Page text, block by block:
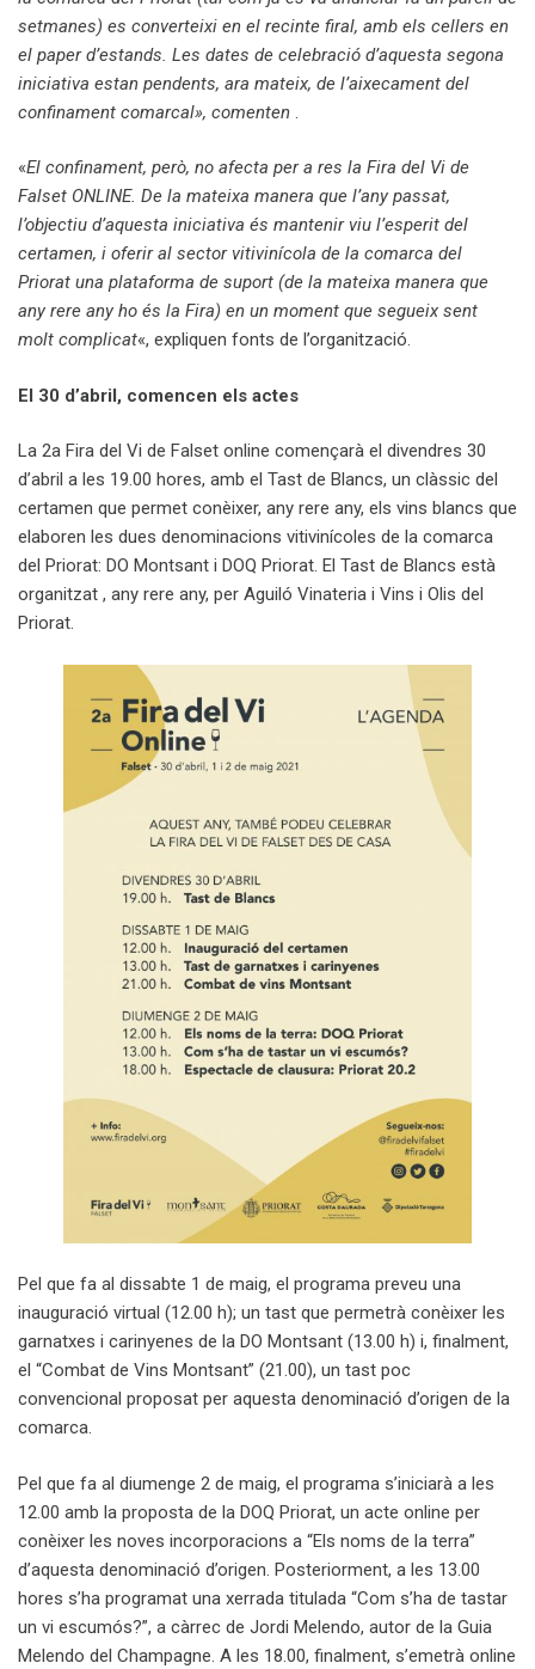
setmanes) es converteixi en el recinte firal, amb els cellers en
el paper d’estands. Les dates de celebració d’aquesta segona
iniciativa estan pendents, ara mateix, de l’aixecament del
confinament comarcal», comenten .
«El confinament, però, no afecta per a res la Fira del Vi de
Falset ONLINE. De la mateixa manera que l’any passat,
l’objectiu d’aquesta iniciativa és mantenir viu l’esperit del
certamen, i oferir al sector vitivinícola de la comarca del
Priorat una plataforma de suport (de la mateixa manera que
any rere any ho és la Fira) en un moment que segueix sent
molt complicat«, expliquen fonts de l’organització.
El 30 d’abril, comencen els actes
La 2a Fira del Vi de Falset online començarà el divendres 30
d’abril a les 19.00 hores, amb el Tast de Blancs, un clàssic del
certamen que permet conèixer, any rere any, els vins blancs que
elaboren les dues denominacions vitivinícoles de la comarca
del Priorat: DO Montsant i DOQ Priorat. El Tast de Blancs està
organitzat , any rere any, per Aguiló Vinateria i Vins i Olis del
Priorat.
Pel que fa al dissabte 1 de maig, el programa preveu una
inauguració virtual (12.00 h); un tast que permetrà conèixer les
garnatxes i carinyenes de la DO Montsant (13.00 h) i, finalment,
el “Combat de Vins Montsant” (21.00), un tast poc
convencional proposat per aquesta denominació d’origen de la
comarca.
Pel que fa al diumenge 2 de maig, el programa s’iniciarà a les
12.00 amb la proposta de la DOQ Priorat, un acte online per
conèixer les noves incorporacions a “Els noms de la terra”
d’aquesta denominació d’origen. Posteriorment, a les 13.00
hores s’ha programat una xerrada titulada “Com s’ha de tastar
un vi escumós?”, a càrrec de Jordi Melendo, autor de la Guia
Melendo del Champagne. A les 18.00, finalment, s’emetrà online